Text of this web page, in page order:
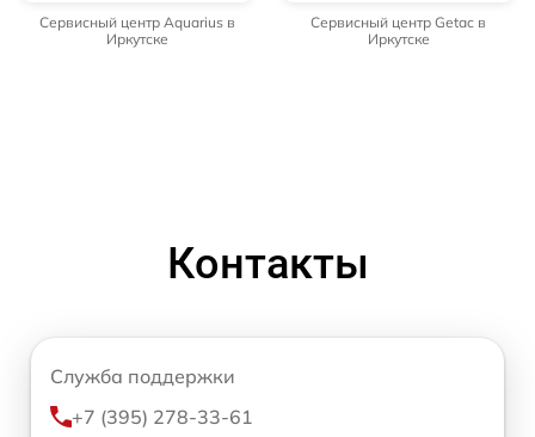
Сервисный центр Aquarius в
Иркутске
Сервисный центр Getac в
Иркутске
Контакты
Служба поддержки
+7 (395) 278-33-61